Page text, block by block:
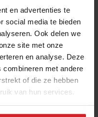
en advertenties te
social media te bieden
Ook delen we
site met onze
en analyse. Deze
combineren met andere
of die ze hebben
van hun services.
20 mei 2011| 1 min